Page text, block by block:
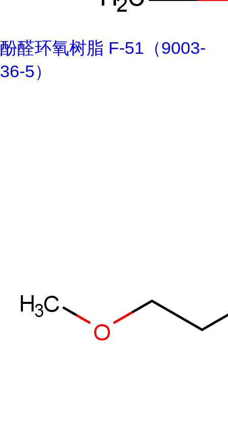
酚醛环氧树脂 F-51（9003-
36-5）